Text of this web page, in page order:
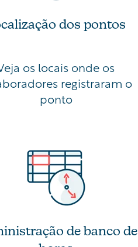
dos pontos
os locais onde os
registraram o
ponto
de banco de